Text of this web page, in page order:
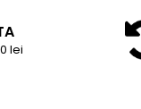
lei